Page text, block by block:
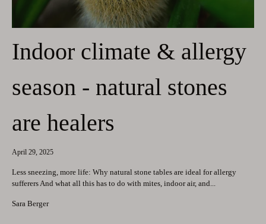
Indoor climate & allergy
season - natural stones
are healers
April 29, 2025
Less sneezing, more life: Why natural stone tables are ideal for allergy
sufferers And what all this has to do with mites, indoor air, and...
Sara Berger